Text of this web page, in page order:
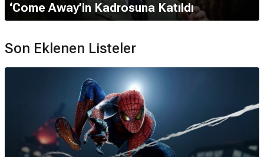
‘Come Away’in Kadrosuna Katıldı
Son Eklenen Listeler